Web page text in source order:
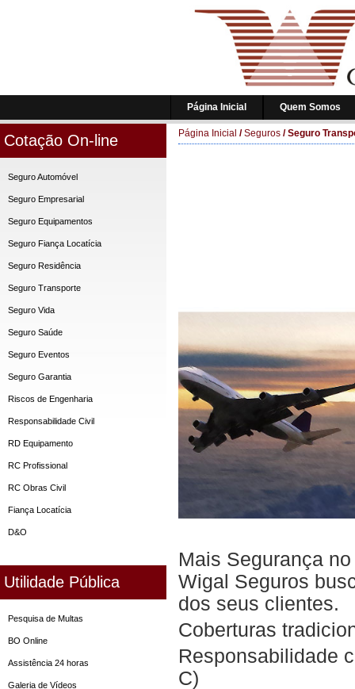
Página Inicial Quem Somos
Cotação On-line
Seguro Automóvel
Seguro Empresarial
Seguro Equipamentos
Seguro Fiança Locatícia
Seguro Residência
Seguro Transporte
Seguro Vida
Seguro Saúde
Seguro Eventos
Seguro Garantia
Riscos de Engenharia
Responsabilidade Civil
RD Equipamento
RC Profissional
RC Obras Civil
Fiança Locatícia
D&O
Utilidade Pública
Pesquisa de Multas
BO Online
Assistência 24 horas
Galeria de Vídeos
Página Inicial /Seguros /Seguro
Mais Segurança
Wigal Seguros
dos seus clientes.
Coberturas
Responsabilidade
C)